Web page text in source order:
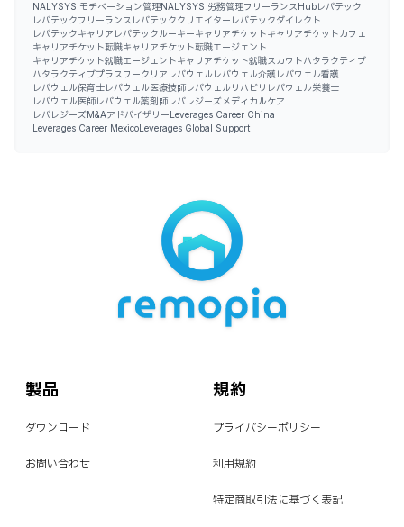
NALYSYS モチベーション管理NALYSYS 労務管理フリーランスHubレバテック
レバテックフリーランス レバテッククリエイター レバテックダイレクト
レバテックキャリア レバテックルーキーキャリアチケットキャリアチケットカフェ
キャリアチケット転職キャリアチケット転職エージェント
キャリアチケット就職エージェントキャリアチケット就職スカウトハタラクティブ
ハタラクティブプラス ワークリア レバウェル レバウェル介護 レバウェル看護
レバウェル保育士レバウェル医療技師レバウェルリハビリ レバウェル栄養士
レバウェル医師レバウェル薬剤師レバレジーズメディカルケア
レバレジーズM&AアドバイザリーLeverages Career China
Leverages Career MexicoLeverages Global Support
製品
ダウンロード
お問い合わせ
規約
プライバシーポリシー
利用規約
特定商取引法に基づく表記